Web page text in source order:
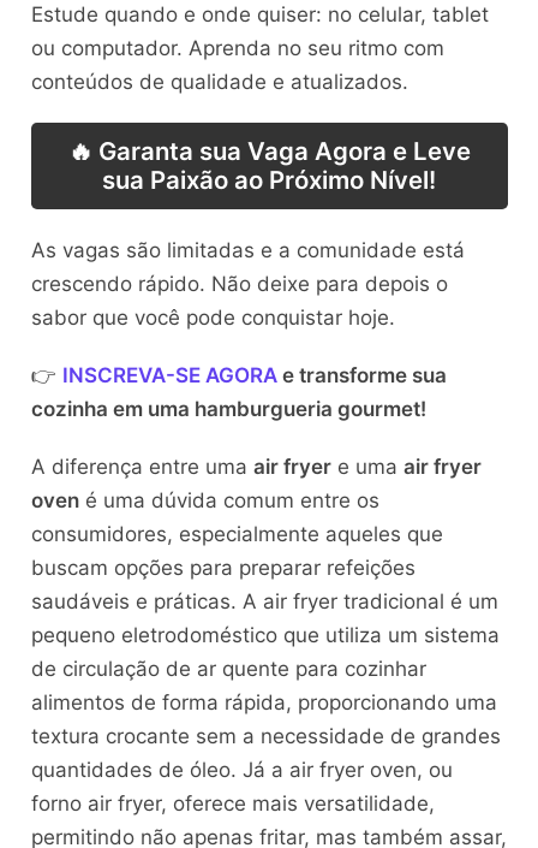
Estude quando e onde quiser: no celular, tablet
ou computador. Aprenda no seu ritmo com
conteúdos de qualidade e atualizados.
🔥 Garanta sua Vaga Agora e Leve
sua Paixão ao Próximo Nível!
As vagas são limitadas e a comunidade está
crescendo rápido. Não deixe para depois o
sabor que você pode conquistar hoje.
👉 INSCREVA-SE AGORAe transforme sua
cozinha em uma hamburgueria gourmet!
A diferença entre uma air fryere uma air fryer
ovené uma dúvida comum entre os
consumidores, especialmente aqueles que
buscam opções para preparar refeições
saudáveis e práticas. A air fryer tradicional é um
pequeno eletrodoméstico que utiliza um sistema
de circulação de ar quente para cozinhar
alimentos de forma rápida, proporcionando uma
textura crocante sem a necessidade de grandes
quantidades de óleo. Já a air fryer oven, ou
forno air fryer, oferece mais versatilidade,
permitindo não apenas fritar, mas também assar,